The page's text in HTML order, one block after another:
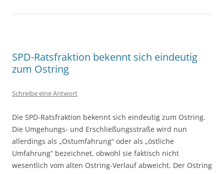
SPD-Ratsfraktion bekennt sich eindeutig
zum Ostring
Schreibe eine Antwort
Die SPD-Ratsfraktion bekennt sich eindeutig zum Ostring.
Die Umgehungs- und Erschließungsstraße wird nun
allerdings als „Ostumfahrung“ oder als „östliche
Umfahrung“ bezeichnet, obwohl sie faktisch nicht
wesentlich vom alten Ostring-Verlauf abweicht. Der Ostring